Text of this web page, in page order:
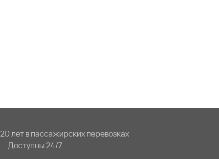
20 лет в пассажирских перевозках
Доступны 24/7